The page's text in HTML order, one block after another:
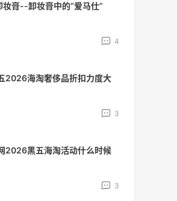
膏--卸妆膏中的“爱马仕”
4
2026海淘奢侈品折扣力度大
3
2026黑五海淘活动什么时候
3